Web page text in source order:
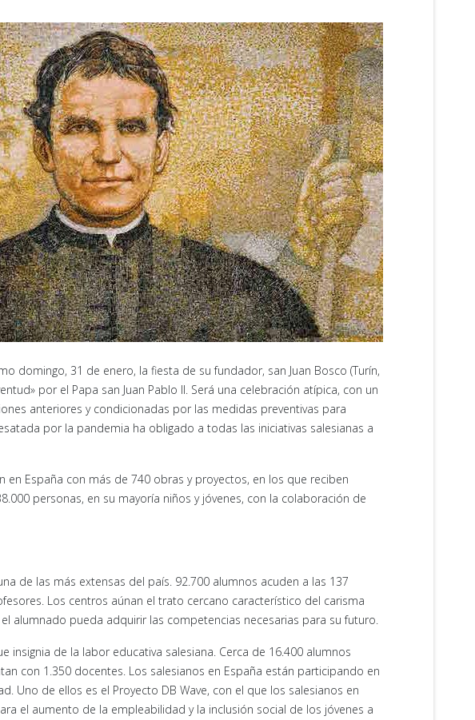
domingo, 31 de enero, la fiesta de su fundador, san Juan Bosco (Turín,
por el Papa san Juan Pablo II. Será una celebración atípica, con un
anteriores y condicionadas por las medidas preventivas para
por la pandemia ha obligado a todas las iniciativas salesianas a
en España con más de 740 obras y proyectos, en los que reciben
personas, en su mayoría niños y jóvenes, con la colaboración de
de las más extensas del país. 92.700 alumnos acuden a las 137
Los centros aúnan el trato cercano característico del carisma
alumnado pueda adquirir las competencias necesarias para su futuro.
insignia de la labor educativa salesiana. Cerca de 16.400 alumnos
con 1.350 docentes. Los salesianos en España están participando en
Uno de ellos es el Proyecto DB Wave, con el que los salesianos en
el aumento de la empleabilidad y la inclusión social de los jóvenes a